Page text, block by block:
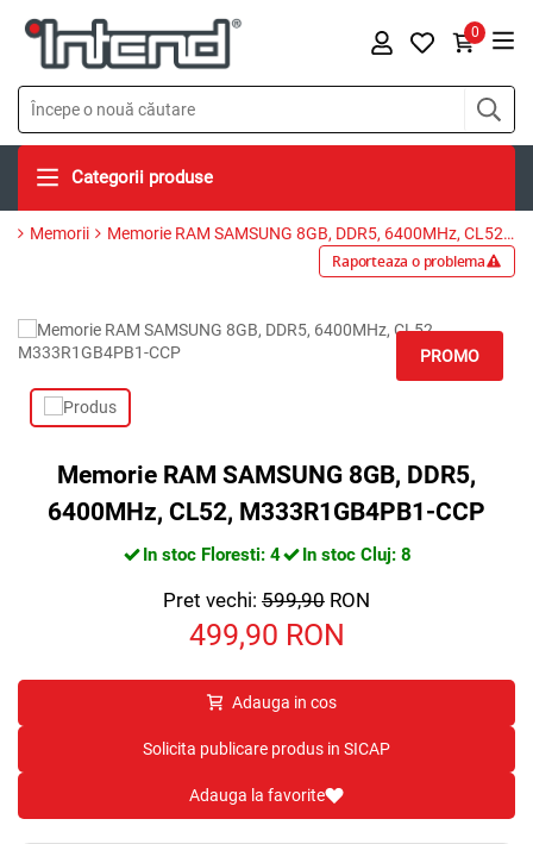
0
Categorii produse
Memorii Memorie RAM SAMSUNG 8GB, DDR5, 6400MHz, CL52, M333R1GB4PB1-CCP
Raporteaza o problema
PROMO
Memorie RAM SAMSUNG 8GB, DDR5,
6400MHz, CL52, M333R1GB4PB1-CCP
In stoc Floresti: 4 In stoc Cluj: 8
Pret vechi: 599,90 RON
499,90 RON
Adauga in cos
Solicita publicare produs in SICAP
Adauga la favorite